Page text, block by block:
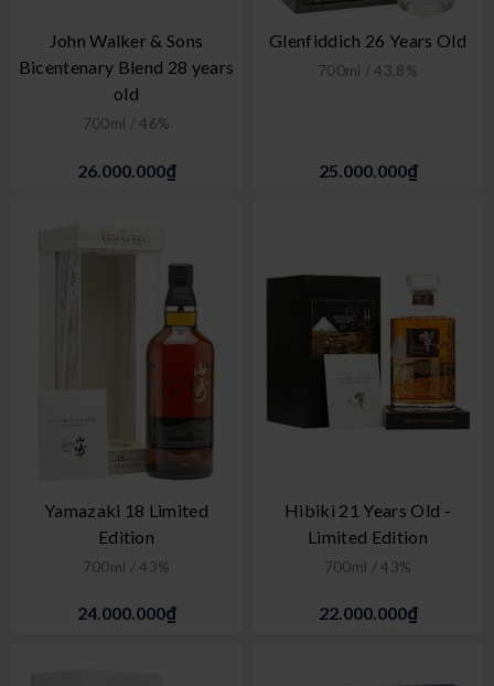
John Walker & Sons
Bicentenary Blend 28 years
old
700ml / 46%
26.000.000₫
Glenfiddich 26 Years Old
700ml / 43,8%
25.000.000₫
Yamazaki 18 Limited
Edition
700ml / 43%
24.000.000₫
Hibiki 21 Years Old -
Limited Edition
700ml / 43%
22.000.000₫